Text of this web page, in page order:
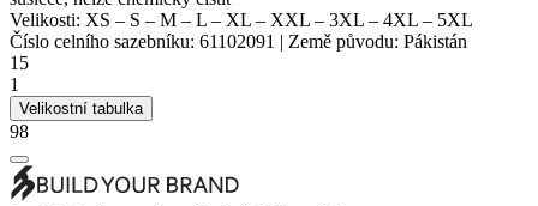
Velikosti: XS – S – M – L – XL – XXL – 3XL – 4XL – 5XL
Číslo celního sazebníku: 61102091 | Země původu: Pákistán
15
1
Velikostní tabulka
98